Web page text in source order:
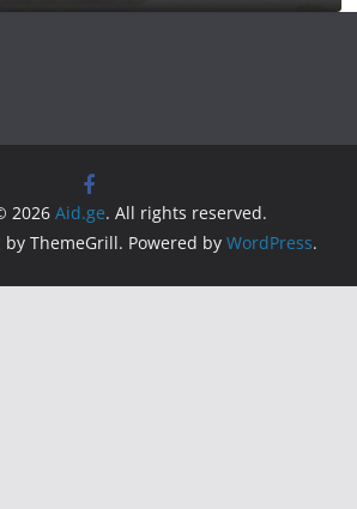
2026 Aid.ge. All rights reserved.
by ThemeGrill. Powered by WordPress.